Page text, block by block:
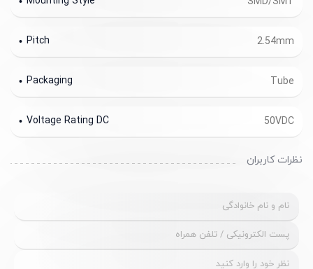
2.54mm
Pitch
Tube
Packaging
50VDC
Voltage Rating DC
نظرات کاربران